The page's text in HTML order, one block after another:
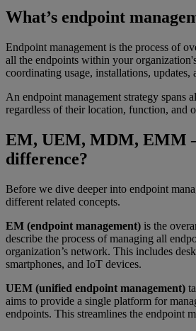
What’s endpoint
Endpoint management is the process of
all the endpoints within your
coordinating usage, installations, updates,
An endpoint management strategy spans
regardless of their location, function, and
EM, UEM, MDM, EMM
difference?
Before we dive deeper into endpoint
different related concepts.​
EM (endpoint management) is the
describe the process of managing all
organization’s network. This includes
smartphones, and IoT devices.
UEM (unified endpoint management)
aims to provide a single platform for
endpoints. This streamlines the endpoint